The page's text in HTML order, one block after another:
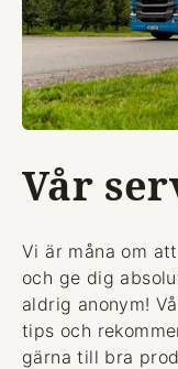
Vår
Vi är måna om
och ge dig
aldrig anonym!
tips och
gärna till bra